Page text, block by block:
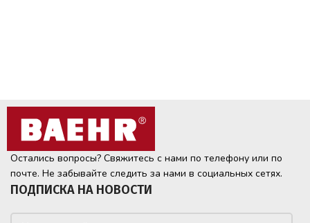
Остались вопросы? Свяжитесь с нами по телефону или по
почте. Не забывайте следить за нами в социальных сетях.
ПОДПИСКА НА НОВОСТИ